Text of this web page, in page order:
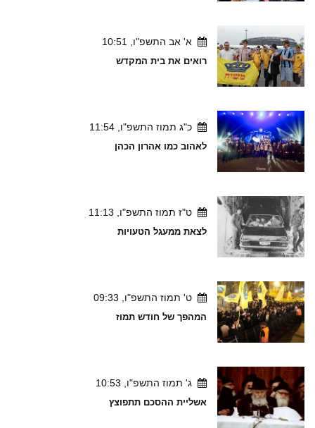
א' אב התשפ"ו, 10:51
רואים את בית המקדש
כ"ג תמוז התשפ"ו, 11:54
לאהוב כמו אהרון הכהן
ט"ז תמוז התשפ"ו, 11:13
לצאת ממעגל הטעויות
ט' תמוז התשפ"ו, 09:33
המהפך של חודש תמוז
ג' תמוז התשפ"ו, 10:53
אשליית ההסכם תתפוצץ